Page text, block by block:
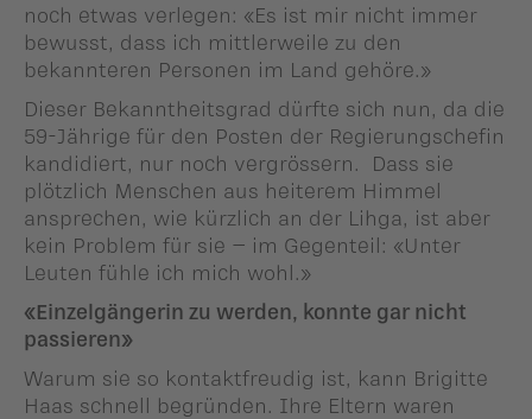
noch etwas verlegen: «Es ist mir nicht immer
bewusst, dass ich mittlerweile zu den
bekannteren Personen im Land gehöre.»
Dieser Bekanntheitsgrad dürfte sich nun, da die
59-Jährige für den Posten der Regierungschefin
kandidiert, nur noch vergrössern. Dass sie
plötzlich Menschen aus heiterem Himmel
ansprechen, wie kürzlich an der Lihga, ist aber
kein Problem für sie – im Gegenteil: «Unter
Leuten fühle ich mich wohl.»
«Einzelgängerin zu werden, konnte gar nicht
passieren»
Warum sie so kontaktfreudig ist, kann Brigitte
Haas schnell begründen. Ihre Eltern waren